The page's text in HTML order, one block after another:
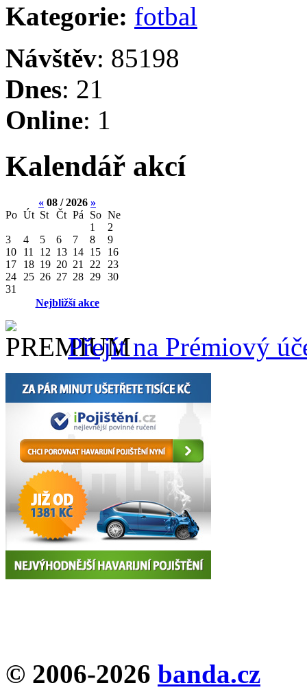
Kategorie: fotbal
Návštěv: 85198
Dnes: 21
Online: 1
Kalendář akcí
« 08 / 2026 »
Po Út St Čt Pá So Ne
1
2
3
4 5 6 7 8
9
10
11 12 13 14 15
16
17
18 19 20 21 22
23
24
25 26 27 28 29 30
31
Nejbližší akce
Přejít na Prémiový
© 2006-2026 banda.cz